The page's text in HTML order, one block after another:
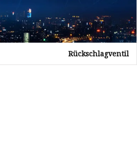
Rückschlagventil